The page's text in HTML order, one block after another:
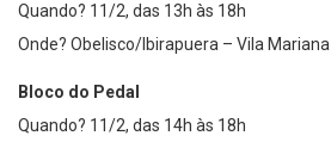
Quando? 11/2, das 13h às 18h
Onde? Obelisco/Ibirapuera – Vila Mariana
Bloco do Pedal
Quando? 11/2, das 14h às 18h